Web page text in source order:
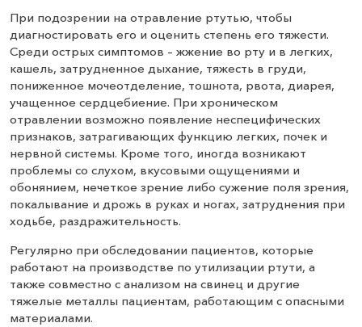
При подозрении на отравление ртутью, чтобы
диагностировать его и оценить степень его тяжести.
Среди острых симптомов – жжение во рту и в легких,
кашель, затрудненное дыхание, тяжесть в груди,
пониженное мочеотделение, тошнота, рвота, диарея,
учащенное сердцебиение. При хроническом
отравлении возможно появление неспецифических
признаков, затрагивающих функцию легких, почек и
нервной системы. Кроме того, иногда возникают
проблемы со слухом, вкусовыми ощущениями и
обонянием, нечеткое зрение либо сужение поля зрения,
покалывание и дрожь в руках и ногах, затруднения при
ходьбе, раздражительность.
Регулярно при обследовании пациентов, которые
работают на производстве по утилизации ртути, а
также совместно с анализом на свинец и другие
тяжелые металлы пациентам, работающим с опасными
материалами.